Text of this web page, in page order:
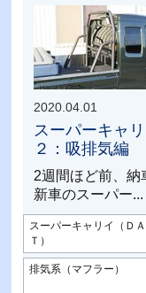
2020.04.01
スーパーキャ
２：吸排気編
2週間ほど前、納
新車のスーパー...
スーパーキャリイ（ＤＡ
Ｔ）
排気系（マフラー）